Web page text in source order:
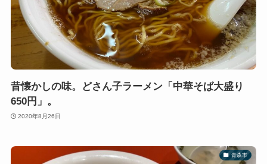
昔懐かしの味。どさん子ラーメン「中華そば大盛り
650円」。
2020年8月26日
青森市